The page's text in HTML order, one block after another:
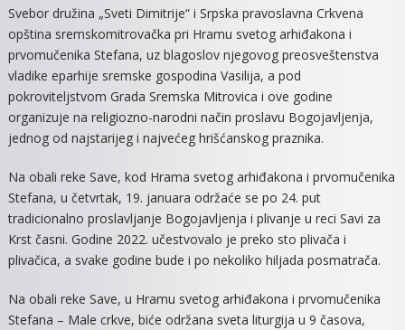
TOKU
ZA
ČASNI
Svebor družina „Sveti Dimitrije“ i Srpska pravoslavna Crkvena
opština sremskomitrovačka pri Hramu svetog arhiđakona i
prvomučenika Stefana, uz blagoslov njegovog preosveštenstva
vladike eparhije sremske gospodina Vasilija, a pod
pokroviteljstvom Grada Sremska Mitrovica i ove godine
organizuje na religiozno-narodni način proslavu Bogojavljenja,
jednog od najstarijeg i najvećeg hrišćanskog praznika.
Na obali reke Save, kod Hrama svetog arhiđakona i prvomučenika
Stefana, u četvrtak, 19. januara održaće se po 24. put
tradicionalno proslavljanje Bogojavljenja i plivanje u reci Savi za
Krst časni. Godine 2022. učestvovalo je preko sto plivača i
plivačica, a svake godine bude i po nekoliko hiljada posmatrača.
Na obali reke Save, u Hramu svetog arhiđakona i prvomučenika
Stefana – Male crkve, biće održana sveta liturgija u 9 časova,